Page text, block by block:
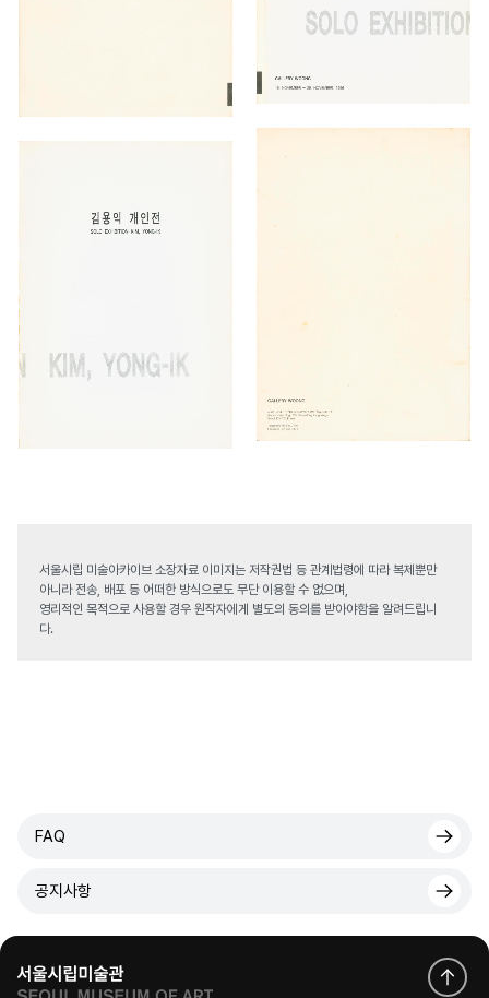
서울시립 미술아카이브 소장자료 이미지는 저작권법 등 관계법령에 따라 복제뿐만
아니라 전송, 배포 등 어떠한 방식으로도 무단 이용할 수 없으며,
영리적인 목적으로 사용할 경우 원작자에게 별도의 동의를 받아야함을 알려드립니
다.
FAQ
공지사항